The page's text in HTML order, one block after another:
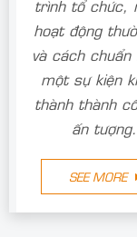
trình tổ chức,
hoạt động
và cách chuẩn
một sự kiện
thành thành
ấn tượng.
SEE MORE